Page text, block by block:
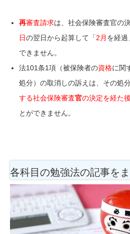
再審査請求は、社会保険審査官の
日の翌日から起算して「2月 を経
できません。
法101条1項（被保険者の資格に関
処分）の取消しの訴え は、その処
する社会保険審査官の決定を経た後
とができません。
各科目の勉強法の記事を